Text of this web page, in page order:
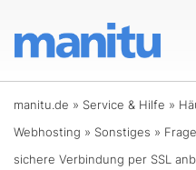
manitu.de » Service & Hilfe »
Webhosting » Sonstiges »
sichere Verbindung per SSL